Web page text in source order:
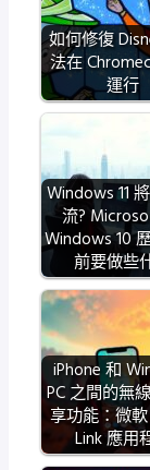
如何修復
法在
運行
Windows 11
流?
Windows 10
前要做些
iPhone 和
PC 之間的無
享功能：微
Link 應用